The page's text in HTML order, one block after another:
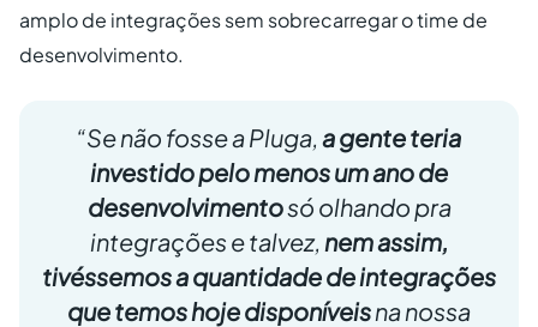
amplo de integrações sem sobrecarregar o time de
desenvolvimento.
“Se não fosse a Pluga, a gente teria
investido pelo menos um ano de
desenvolvimentosó olhando pra
integrações e talvez, nem assim,
tivéssemos a quantidade de integrações
que temos hoje disponíveisna nossa